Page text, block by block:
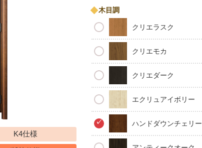
K4仕様
木目調
クリエラスク
クリエモカ
クリエダーク
エクリュアイボリー
ハンドダウンチェリー